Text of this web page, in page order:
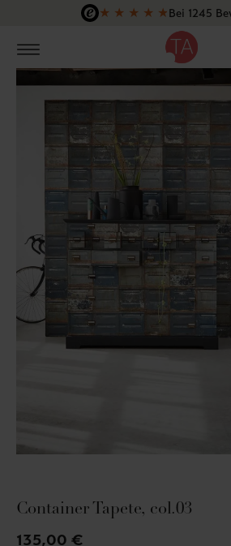
Zum Hauptinhalt springen
★ ★ ★ ★ ★Bei 1245
Container Tapete, col.03
135,00 €